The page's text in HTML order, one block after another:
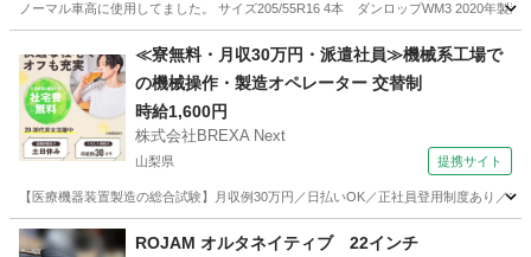
ノーマル車高に使用してました。 サイズ205/55R16 4本 ダンロップWM3 2020年製
中萱駅 タイヤ、ホイール アルミ
≪寮無料・月収30万円・派遣社員≫機械系工場で
の機械操作・製造オペレーター 交替制
時給1,600円
株式会社BREXA Next
山梨県 提携サイト
【医療機器装置製造の総合試験】月収例30万円／日払いOK／正社員登用制度あり
山梨 その他 ROJAM オルタネイティブ 22インチ